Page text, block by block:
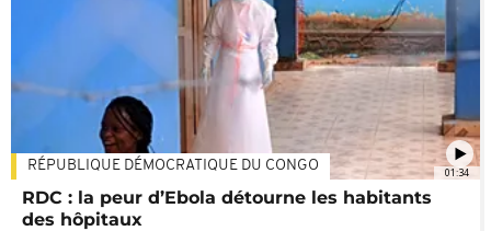
01:34
RÉPUBLIQUE DÉMOCRATIQUE DU CONGO
RDC : la peur d’Ebola détourne les habitants
des hôpitaux